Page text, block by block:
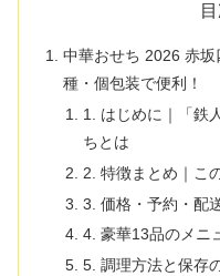
中華おせち 2026 赤
種・個包装で便利！
1. はじめに｜「鉄
ちとは
2. 特徴まとめ｜こ
3. 価格・予約・配
4. 豪華13品のメニ
5. 調理方法と保存